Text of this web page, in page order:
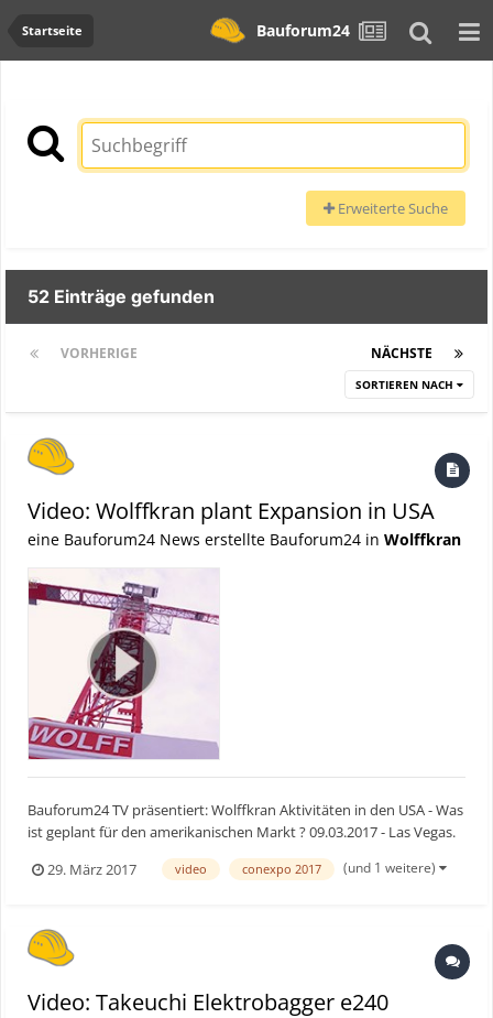
Startseite Bauforum24
Erweiterte Suche
52 Einträge gefunden
VORHERIGE NÄCHSTE
SORTIEREN NACH
Video: Wolffkran plant Expansion in USA
eine Bauforum24 News erstellte Bauforum24 in Wolffkran
Bauforum24 TV präsentiert: Wolffkran Aktivitäten in den USA - Was
ist geplant für den amerikanischen Markt ? 09.03.2017 - Las Vegas.
Wolffkran ist seit 2014 auf dem US-Markt aktiv. Wie die letzten drei
Jahre gelaufen sind und was Wolffkran für die Zukunft plant, hat
29. März 2017 video conexpo 2017 (und 1 weitere)
Video: Takeuchi Elektrobagger e240